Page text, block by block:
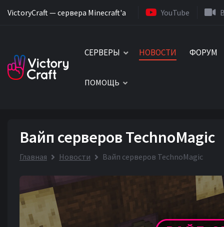
VictoryCraft — сервера Minecraft'a YouTube
СЕРВЕРЫ НОВОСТИ ФОРУМ
ПОМОЩЬ
Вайп серверов TechnoMagic
Главная Новости Вайп серверов TechnoMagic